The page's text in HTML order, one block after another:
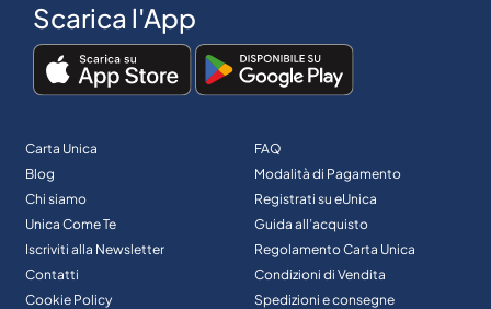
Scarica l'App
Carta Unica
Blog
Chi siamo
Unica Come Te
Iscriviti alla Newsletter
Contatti
Cookie Policy
FAQ
Modalità di Pagamento
Registrati su eUnica
Guida all’acquisto
Regolamento Carta Unica
Condizioni di Vendita
Spedizioni e consegne